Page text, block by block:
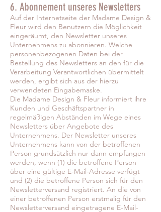
6. Abonnement unseres Newsletters
Auf der Internetseite der Madame Design &
Fleur wird den Benutzern die Möglichkeit
eingeräumt, den Newsletter unseres
Unternehmens zu abonnieren. Welche
personenbezogenen Daten bei der
Bestellung des Newsletters an den für die
Verarbeitung Verantwortlichen übermittelt
werden, ergibt sich aus der hierzu
verwendeten Eingabemaske.
Die Madame Design & Fleur informiert ihre
Kunden und Geschäftspartner in
regelmäßigen Abständen im Wege eines
Newsletters über Angebote des
Unternehmens. Der Newsletter unseres
Unternehmens kann von der betroffenen
Person grundsätzlich nur dann empfangen
werden, wenn (1) die betroffene Person
über eine gültige E-Mail-Adresse verfügt
und (2) die betroffene Person sich für den
Newsletterversand registriert. An die von
einer betroffenen Person erstmalig für den
Newsletterversand eingetragene E-Mail-